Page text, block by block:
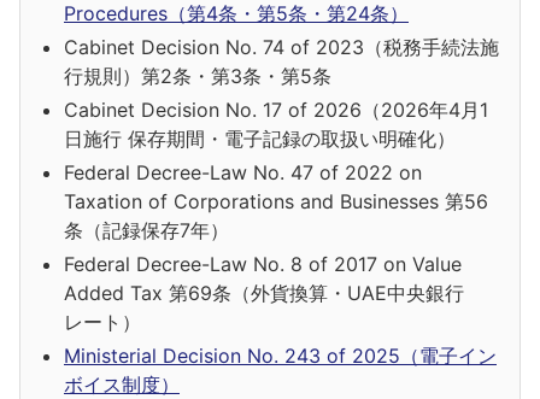
Procedures（第4条・第5条・第24条）
Cabinet Decision No. 74 of 2023（税務手続法施
行規則）第2条・第3条・第5条
Cabinet Decision No. 17 of 2026（2026年4月1
日施行 保存期間・電子記録の取扱い明確化）
Federal Decree-Law No. 47 of 2022 on
Taxation of Corporations and Businesses 第56
条（記録保存7年）
Federal Decree-Law No. 8 of 2017 on Value
Added Tax 第69条（外貨換算・UAE中央銀行
レート）
Ministerial Decision No. 243 of 2025（電子イン
ボイス制度）